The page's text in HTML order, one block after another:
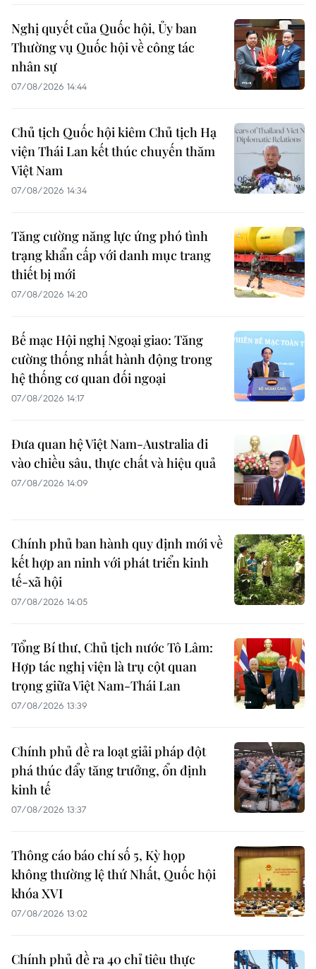
Nghị quyết của Quốc hội, Ủy ban
Thường vụ Quốc hội về công tác
nhân sự
07/08/2026 14:44
Chủ tịch Quốc hội kiêm Chủ tịch Hạ
viện Thái Lan kết thúc chuyến thăm
Việt Nam
07/08/2026 14:34
Tăng cường năng lực ứng phó tình
trạng khẩn cấp với danh mục trang
thiết bị mới
07/08/2026 14:20
Bế mạc Hội nghị Ngoại giao: Tăng
cường thống nhất hành động trong
hệ thống cơ quan đối ngoại
07/08/2026 14:17
Đưa quan hệ Việt Nam-Australia đi
vào chiều sâu, thực chất và hiệu quả
07/08/2026 14:09
Chính phủ ban hành quy định mới về
kết hợp an ninh với phát triển kinh
tế-xã hội
07/08/2026 14:05
Tổng Bí thư, Chủ tịch nước Tô Lâm:
Hợp tác nghị viện là trụ cột quan
trọng giữa Việt Nam-Thái Lan
07/08/2026 13:39
Chính phủ đề ra loạt giải pháp đột
phá thúc đẩy tăng trưởng, ổn định
kinh tế
07/08/2026 13:37
Thông cáo báo chí số 5, Kỳ họp
không thường lệ thứ Nhất, Quốc hội
khóa XVI
07/08/2026 13:02
Chính phủ đề ra 40 chỉ tiêu thực